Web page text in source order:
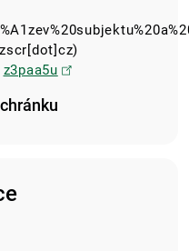
z3paa5u